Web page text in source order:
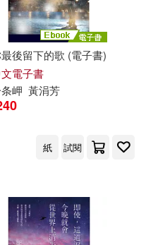
スミレ(1)
い(1)
む(1)
(1)
(1)
後留下的歌 (電子書)
電子書
岬 黃涓芳
紙 試閱